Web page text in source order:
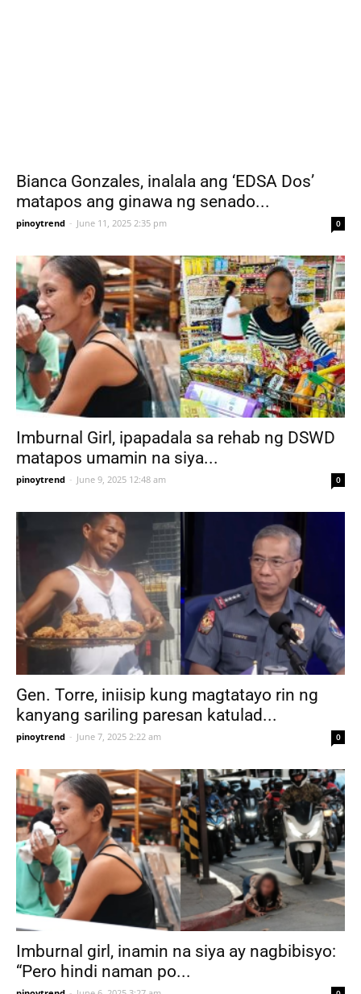
Bianca Gonzales, inalala ang ‘EDSA Dos’
matapos ang ginawa ng senado...
pinoytrend - June 11, 2025 2:35 pm 0
Imburnal Girl, ipapadala sa rehab ng DSWD
matapos umamin na siya...
pinoytrend - June 9, 2025 12:48 am 0
Gen. Torre, iniisip kung magtatayo rin ng
kanyang sariling paresan katulad...
pinoytrend - June 7, 2025 2:22 am 0
Imburnal girl, inamin na siya ay nagbibisyo:
“Pero hindi naman po...